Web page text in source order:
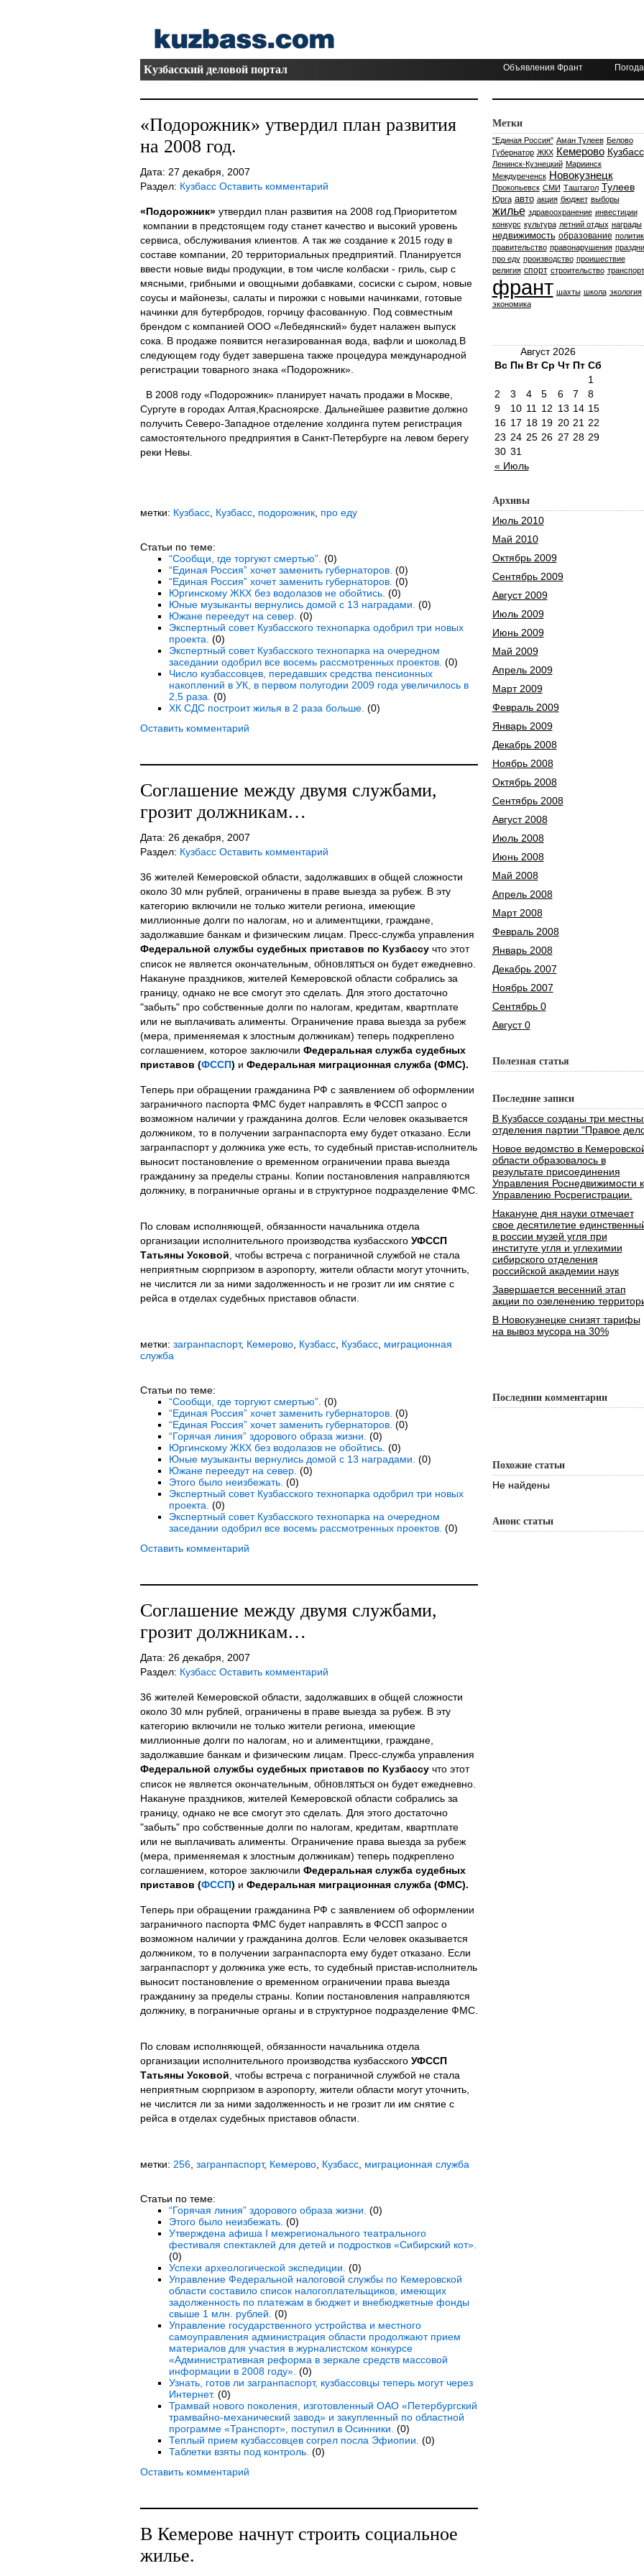
Кузбасский деловой портал Объявления Франт Погода
«Подорожник» утвердил план развития
на 2008 год.
Дата: 27 декабря, 2007
Раздел: Кузбасс Оставить комментарий
«Подорожник»утвердил план развития на 2008 год.Приоритетом
компании в предстоящем году станет качество и высокий уровень
сервиса, обслуживания клиентов. А так же создание к 2015 году в
составе компании, 20 территориальных предприятий. Планируется
ввести новые виды продукции, в том числе колбаски - гриль, сыр с
мясными, грибными и овощными добавками, сосиски с сыром, новые
соусы и майонезы, салаты и пирожки с новыми начинками, готовые
начинки для бутербродов, горчицу фасованную. Под совместным
брендом с компанией ООО «Лебедянский» будет налажен выпуск
сока. В продаже появится негазированная вода, вафли и шоколад.В
следующем году будет завершена также процедура международной
регистрации товарного знака «Подорожник».
В 2008 году «Подорожник» планирует начать продажи в Москве,
Сургуте в городах Алтая,Красноярске. Дальнейшее развитие должно
получить Северо-Западное отделение холдинга путем регистрация
самостоятельного предприятия в Санкт-Петербурге на левом берегу
реки Невы.
метки: Кузбасс, Кузбасс, подорожник, про еду
Статьи по теме:
“Сообщи, где торгуют смертью”. (0)
“Единая Россия” хочет заменить губернаторов. (0)
“Единая Россия” хочет заменить губернаторов. (0)
Юргинскому ЖКХ без водолазов не обойтись. (0)
Юные музыканты вернулись домой с 13 наградами. (0)
Южане переедут на север. (0)
Экспертный совет Кузбасского технопарка одобрил три новых
проекта. (0)
Экспертный совет Кузбасского технопарка на очередном
заседании одобрил все восемь рассмотренных проектов. (0)
Число кузбассовцев, передавших средства пенсионных
накоплений в УК, в первом полугодии 2009 года увеличилось в
2,5 раза. (0)
ХК СДС построит жилья в 2 раза больше. (0)
Оставить комментарий
Соглашение между двумя службами,
грозит должникам…
Дата: 26 декабря, 2007
Раздел: Кузбасс Оставить комментарий
36 жителей Кемеровской области, задолжавших в общей сложности
около 30 млн рублей, ограничены в праве выезда за рубеж. В эту
категорию включили не только жители региона, имеющие
миллионные долги по налогам, но и алиментщики, граждане,
задолжавшие банкам и физическим лицам. Пресс-служба управления
Федеральной службы судебных приставов по Кузбассучто этот
список не является окончательным, обновляться он будет ежедневно.
Накануне праздников, жителей Кемеровской области собрались за
границу, однако не все смогут это сделать. Для этого достаточно
"забыть" про собственные долги по налогам, кредитам, квартплате
или не выплачивать алименты. Ограничение права выезда за рубеж
(мера, применяемая к злостным должникам) теперь подкреплено
соглашением, которое заключили Федеральная служба судебных
приставов (ФССП) и Федеральная миграционная служба (ФМС).
Теперь при обращении гражданина РФ с заявлением об оформлении
заграничного паспорта ФМС будет направлять в ФССП запрос о
возможном наличии у гражданина долгов. Если человек оказывается
должником, то в получении загранпаспорта ему будет отказано. Если
загранпаспорт у должника уже есть, то судебный пристав-исполнитель
выносит постановление о временном ограничении права выезда
гражданину за пределы страны. Копии постановления направляются
должнику, в пограничные органы и в структурное подразделение ФМС.
По словам исполняющей, обязанности начальника отдела
организации исполнительного производства кузбасского УФССП
Татьяны Усковой , чтобы встреча с пограничной службой не стала
неприятным сюрпризом в аэропорту, жители области могут уточнить,
не числится ли за ними задолженность и не грозит ли им снятие с
рейса в отделах судебных приставов области.
метки: загранпаспорт, Кемерово, Кузбасс, Кузбасс, миграционная
служба
Статьи по теме:
“Сообщи, где торгуют смертью”. (0)
“Единая Россия” хочет заменить губернаторов. (0)
“Единая Россия” хочет заменить губернаторов. (0)
“Горячая линия” здорового образа жизни. (0)
Юргинскому ЖКХ без водолазов не обойтись. (0)
Юные музыканты вернулись домой с 13 наградами. (0)
Южане переедут на север. (0)
Этого было неизбежать. (0)
Экспертный совет Кузбасского технопарка одобрил три новых
проекта. (0)
Экспертный совет Кузбасского технопарка на очередном
заседании одобрил все восемь рассмотренных проектов. (0)
Оставить комментарий
Соглашение между двумя службами,
грозит должникам…
Дата: 26 декабря, 2007
Раздел: Кузбасс Оставить комментарий
36 жителей Кемеровской области, задолжавших в общей сложности
около 30 млн рублей, ограничены в праве выезда за рубеж. В эту
категорию включили не только жители региона, имеющие
миллионные долги по налогам, но и алиментщики, граждане,
задолжавшие банкам и физическим лицам. Пресс-служба управления
Федеральной службы судебных приставов по Кузбассучто этот
список не является окончательным, обновляться он будет ежедневно.
Накануне праздников, жителей Кемеровской области собрались за
границу, однако не все смогут это сделать. Для этого достаточно
"забыть" про собственные долги по налогам, кредитам, квартплате
или не выплачивать алименты. Ограничение права выезда за рубеж
(мера, применяемая к злостным должникам) теперь подкреплено
соглашением, которое заключили Федеральная служба судебных
приставов (ФССП) и Федеральная миграционная служба (ФМС).
Теперь при обращении гражданина РФ с заявлением об оформлении
заграничного паспорта ФМС будет направлять в ФССП запрос о
возможном наличии у гражданина долгов. Если человек оказывается
должником, то в получении загранпаспорта ему будет отказано. Если
загранпаспорт у должника уже есть, то судебный пристав-исполнитель
выносит постановление о временном ограничении права выезда
гражданину за пределы страны. Копии постановления направляются
должнику, в пограничные органы и в структурное подразделение ФМС.
По словам исполняющей, обязанности начальника отдела
организации исполнительного производства кузбасского УФССП
Татьяны Усковой , чтобы встреча с пограничной службой не стала
неприятным сюрпризом в аэропорту, жители области могут уточнить,
не числится ли за ними задолженность и не грозит ли им снятие с
рейса в отделах судебных приставов области.
метки: 256, загранпаспорт, Кемерово, Кузбасс, миграционная служба
Статьи по теме:
“Горячая линия” здорового образа жизни. (0)
Этого было неизбежать. (0)
Утверждена афиша I межрегионального театрального
фестиваля спектаклей для детей и подростков «Сибирский кот».
(0)
Успехи археологической экспедиции. (0)
Управление Федеральной налоговой службы по Кемеровской
области составило список налогоплательщиков, имеющих
задолженность по платежам в бюджет и внебюджетные фонды
свыше 1 млн. рублей. (0)
Управление государственного устройства и местного
самоуправления администрация области продолжают прием
материалов для участия в журналистском конкурсе
«Административная реформа в зеркале средств массовой
информации в 2008 году». (0)
Узнать, готов ли загранпаспорт, кузбассовцы теперь могут через
Интернет. (0)
Трамвай нового поколения, изготовленный ОАО «Петербургский
трамвайно-механический завод» и закупленный по областной
программе «Транспорт», поступил в Осинники. (0)
Теплый прием кузбассовцев согрел посла Эфиопии. (0)
Таблетки взяты под контроль. (0)
Оставить комментарий
В Кемерове начнут строить социальное
жилье.
Метки
"Единая Россия" Аман Тулеев Белово
Губернатор ЖКХ Кемерово Кузбасс
Ленинск-Кузнецкий Мариинск
Междуреченск Новокузнецк
Прокопьевск СМИ Таштагол Тулеев
Юрга авто акция бюджет выборы
жилье здравоохранение инвестиции
конкурс культура летний отдых награды
недвижимость образование
правительство правонарушения
про еду производство проишествие
религия спорт строительство транспорт
франт шахты школа экология
экономика
Август 2026
Вс Пн Вт Ср Чт Пт Сб
« Июль
1
2
3 4 5 6 7
8
9
10 11 12 13 14 15
16 17 18 19 20 21 22
23 24 25 26 27 28 29
30 31
Архивы
Июль 2010
Май 2010
Октябрь 2009
Сентябрь 2009
Август 2009
Июль 2009
Июнь 2009
Май 2009
Апрель 2009
Март 2009
Февраль 2009
Январь 2009
Декабрь 2008
Ноябрь 2008
Октябрь 2008
Сентябрь 2008
Август 2008
Июль 2008
Июнь 2008
Май 2008
Апрель 2008
Март 2008
Февраль 2008
Январь 2008
Декабрь 2007
Ноябрь 2007
Сентябрь 0
Август 0
Полезная статья
Последние записи
В Кузбассе созданы три
отделения партии “Правое
Новое ведомство в
области образовалось в
результате присоединения
Управления Роснедвижимости к
Управлению Росрегистрации.
Накануне дня науки отмечает
свое десятилетие
в россии музей угля при
институте угля и углехимии
сибирского отделения
российской академии наук
Завершается весенний этап
акции по озеленению
В Новокузнецке снизят тарифы
на вывоз мусора на 30%
Последнии комментарии
Похожие статьи
Не найдены
Анонс статьи